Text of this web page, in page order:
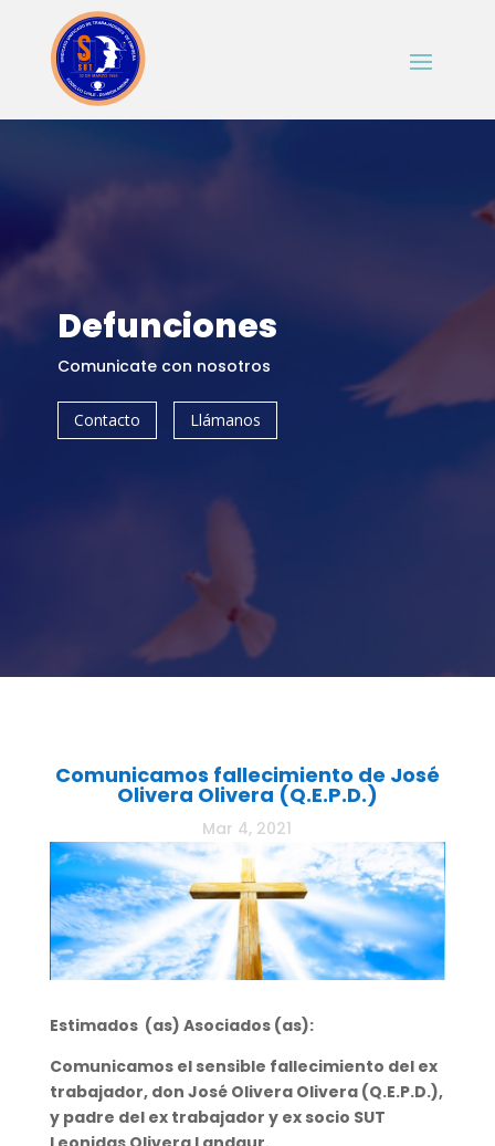
Defunciones
Comunicate con nosotros
Contacto Llámanos
Comunicamos fallecimiento de José
Olivera Olivera (Q.E.P.D.)
Mar 4, 2021
Estimados (as) Asociados (as):
Comunicamos el sensible fallecimiento del ex
trabajador, don José Olivera Olivera (Q.E.P.D.),
y padre del ex trabajador y ex socio SUT